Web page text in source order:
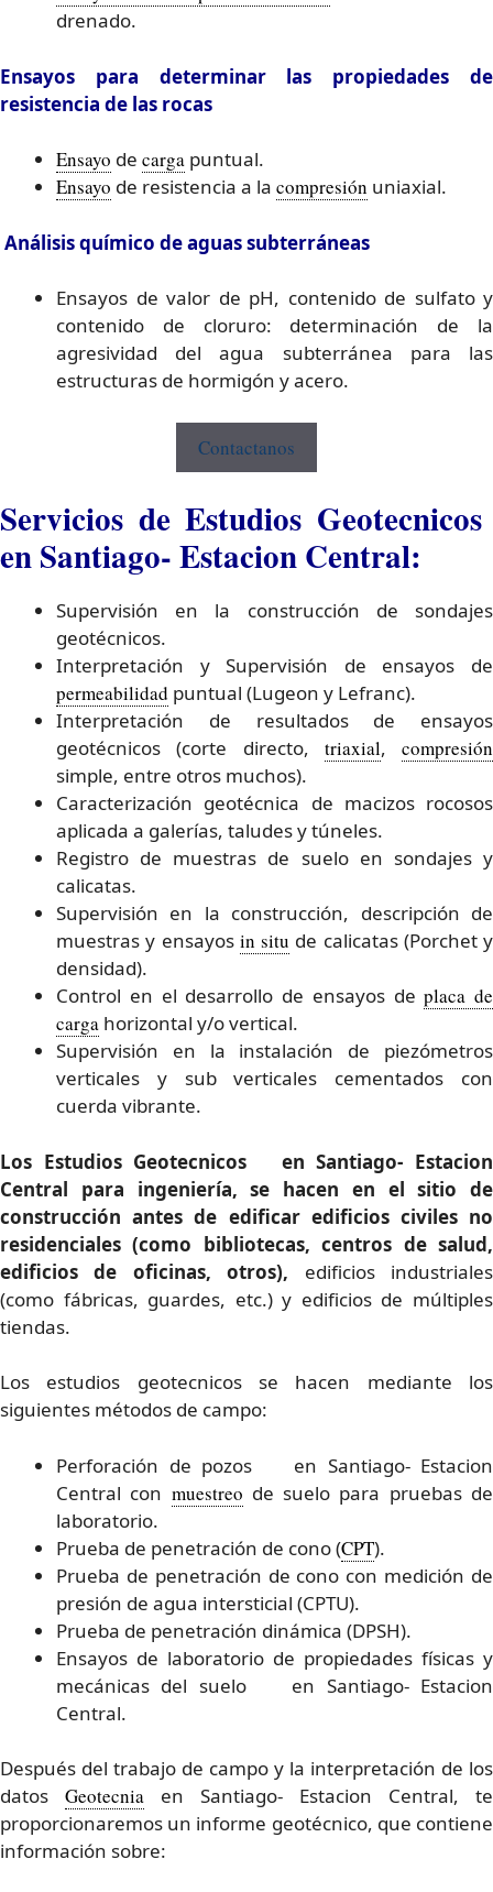
drenado.
Ensayos para determinar las propiedades de
resistencia de las rocas
Ensayo de carga puntual.
Ensayo de resistencia a la compresión uniaxial.
Análisis químico de aguas subterráneas
Ensayos de valor de pH, contenido de sulfato y
contenido de cloruro: determinación de la
agresividad del agua subterránea para las
estructuras de hormigón y acero.
Contactanos
Servicios de Estudios Geotecnicos
en Santiago- Estacion Central:
Supervisión en la construcción de sondajes
geotécnicos.
Interpretación y Supervisión de ensayos de
permeabilidad puntual (Lugeon y Lefranc).
Interpretación de resultados de ensayos
geotécnicos (corte directo, triaxial, compresión
simple, entre otros muchos).
Caracterización geotécnica de macizos rocosos
aplicada a galerías, taludes y túneles.
Registro de muestras de suelo en sondajes y
calicatas.
Supervisión en la construcción, descripción de
muestras y ensayos in situ de calicatas (Porchet y
densidad).
Control en el desarrollo de ensayos deplaca de
carga horizontal y/o vertical.
Supervisión en la instalación de piezómetros
verticales y sub verticales cementados con
cuerda vibrante.
Los Estudios Geotecnicos en Santiago- Estacion
Central para ingeniería, se hacen en el sitio de
construcción antes de edificar edificios civiles no
residenciales (como bibliotecas, centros de salud,
edificios de oficinas, otros), edificios industriales
(como fábricas, guardes, etc.) y edificios de múltiples
tiendas.
Los estudios geotecnicos se hacen mediante los
siguientes métodos de campo:
Perforación de pozos en Santiago- Estacion
Central con muestreo de suelo para pruebas de
laboratorio.
Prueba de penetración de cono (CPT).
Prueba de penetración de cono con medición de
presión de agua intersticial (CPTU).
Prueba de penetración dinámica (DPSH).
Ensayos de laboratorio de propiedades físicas y
mecánicas del suelo en Santiago- Estacion
Central.
Después del trabajo de campo y la interpretación de los
datos Geotecnia en Santiago- Estacion Central, te
proporcionaremos un informe geotécnico, que contiene
información sobre: